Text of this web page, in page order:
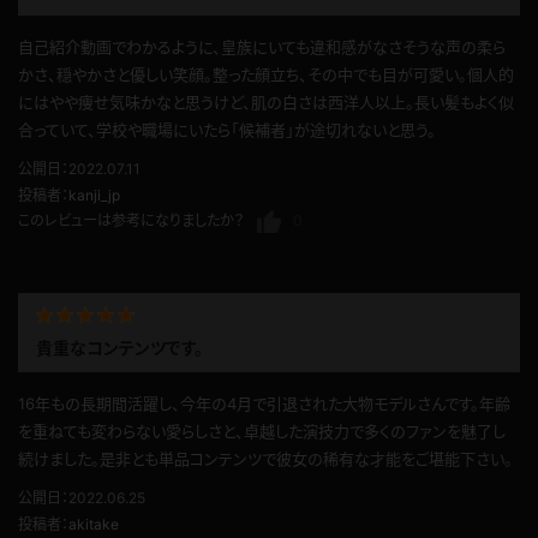
自己紹介動画でわかるように、皇族にいても違和感がなさそうな声の柔ら
かさ、穏やかさと優しい笑顔。整った顔立ち、その中でも目が可愛い。個人的
にはやや痩せ気味かなと思うけど、肌の白さは西洋人以上。長い髪もよく似
合っていて、学校や職場にいたら「候補者」が途切れないと思う。
公開日：2022.07.11
投稿者： kanji_jp
このレビューは参考になりましたか？
16年もの長期間活躍し、今年の4月で引退された大物モデルさんです。年齢
を重ねても変わらない愛らしさと、卓越した演技力で多くのファンを魅了し
続けました。是非とも単品コンテンツで彼女の稀有な才能をご堪能下さい。
公開日：2022.06.25
投稿者： akitake